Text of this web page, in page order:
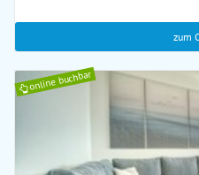
zum
online buchbar